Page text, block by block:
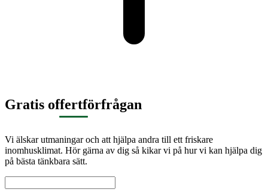
Gratis offertförfrågan
Vi älskar utmaningar och att hjälpa andra till ett friskare
inomhusklimat. Hör gärna av dig så kikar vi på hur vi kan hjälpa dig
på bästa tänkbara sätt.